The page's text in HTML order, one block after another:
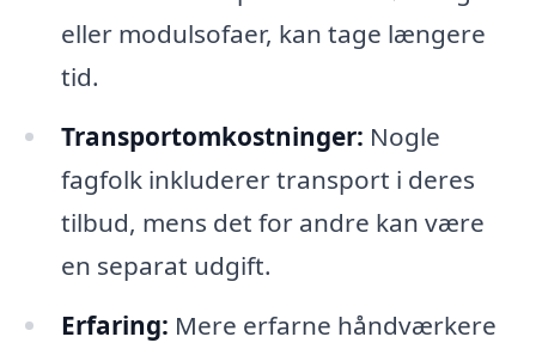
eller modulsofaer, kan tage længere
tid.
Transportomkostninger: Nogle
fagfolk inkluderer transport i deres
tilbud, mens det for andre kan være
en separat udgift.
Erfaring: Mere erfarne håndværkere